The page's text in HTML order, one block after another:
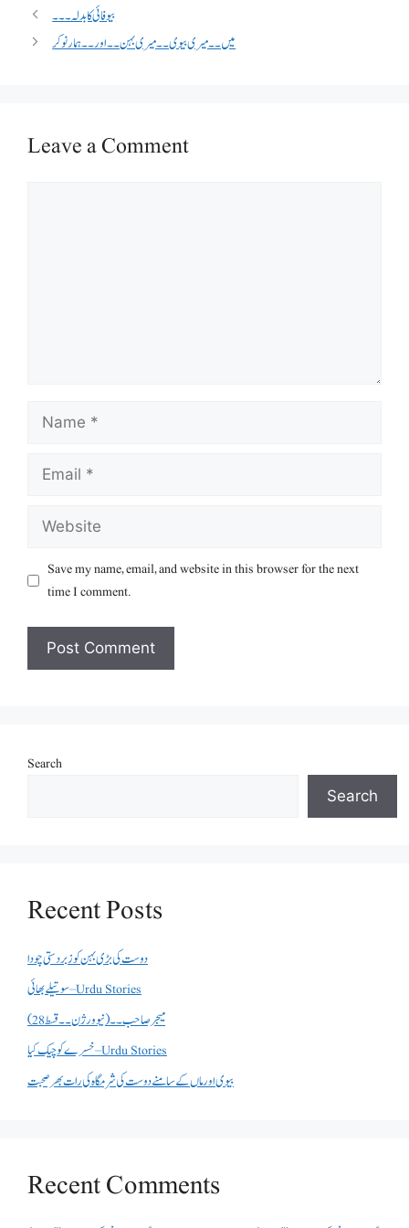
بیوفائی کا بدلہ ۔۔۔
میں ۔۔میری بیوی۔۔میری بہن ۔۔اور ۔۔ہمار نوکر
Leave a Comment
Name
Email
Website
Save my name, email, and website in this browser for the next
time I comment.
Search
Search
Recent Posts
دوست کی بڑی بہن کو زبردستی چودا
سوتیلے بھائی – Urdu Stories
میجر صاحب۔۔( نیو ورژن ۔۔قسط 28)
خسرے کو چیک کیا – Urdu Stories
بیوی اور ماں کے سامنے دوست کی شرمگاہ کی رات بھر صحبت
Recent Comments